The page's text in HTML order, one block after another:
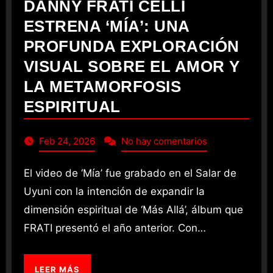
DANNY FRATI CELLI
ESTRENA ‘MÍA’: UNA
PROFUNDA EXPLORACIÓN
VISUAL SOBRE EL AMOR Y
LA METAMORFOSIS
ESPIRITUAL
Feb 24, 2026 No hay comentarios
El video de ‘Mía’ fue grabado en el Salar de
Uyuni con la intención de expandir la
dimensión espiritual de ‘Más Allá’, álbum que
FRATI presentó el año anterior. Con…
LEER MÁS